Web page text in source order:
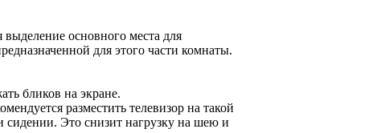
основного места для
для этого части комнаты.
бликов на экране.
разместить телевизор на такой
сидении. Это снизит нагрузку на шею и